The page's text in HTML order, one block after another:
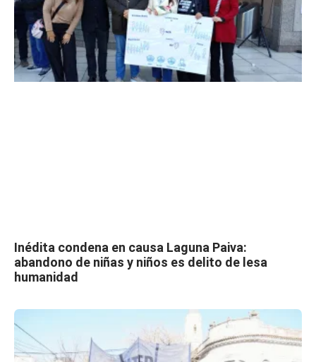
Inédita condena en causa Laguna Paiva:
abandono de niñas y niños es delito de lesa
humanidad